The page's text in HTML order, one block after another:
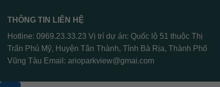
THÔNG TIN LIÊN HỆ
Hotline: 0969.23.33.23 Vị trí dự án: Quốc lộ 51 thuộc Thị
Trấn Phú Mỹ, Huyện Tân Thành, Tỉnh Bà Rịa, Thành Phố
Vũng Tàu Email: arioparkview@gmai.com